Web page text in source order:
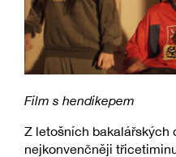
Film s hendikepem
Z letošních bakalářských
nejkonvenčněji